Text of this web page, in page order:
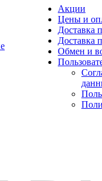
Акции
Цены и
Доставка
Доставка
Обмен и